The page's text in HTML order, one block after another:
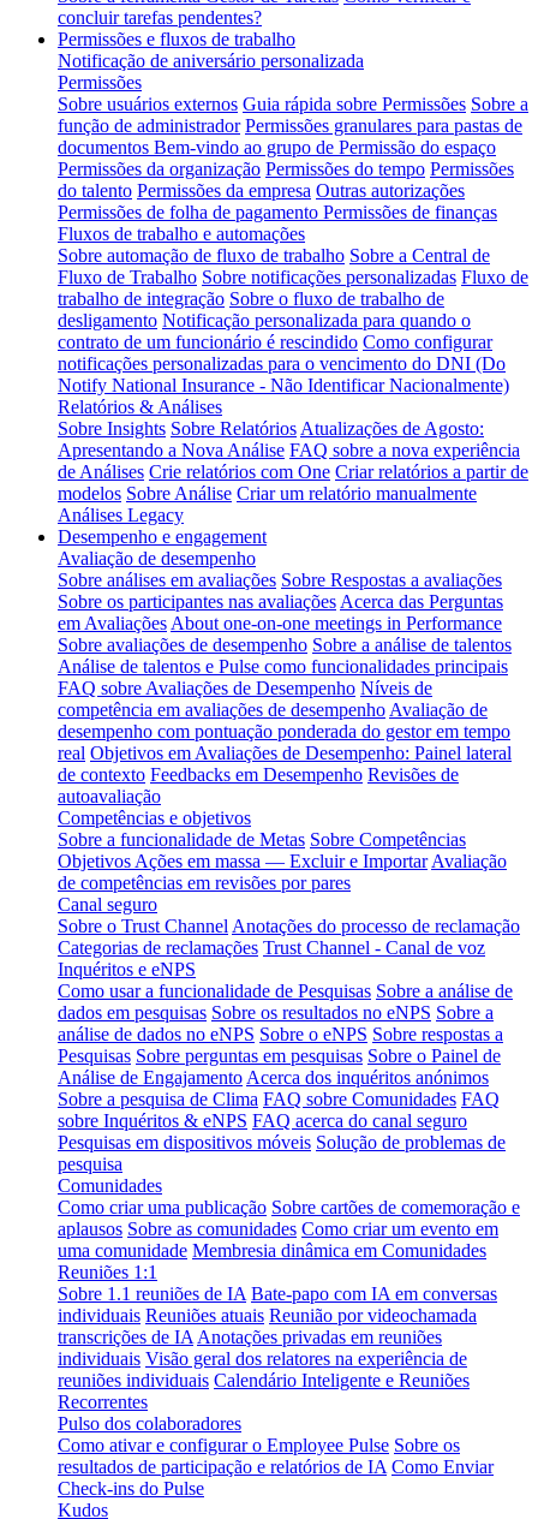
concluir tarefas pendentes?
Permissões e fluxos de trabalho
Notificação de aniversário personalizada
Permissões
Sobre usuários externos Guia rápida sobre Permissões Sobre a
função de administrador Permissões granulares para pastas de
documentos Bem-vindo ao grupo de Permissão do espaço
Permissões da organização Permissões do tempo Permissões
do talento Permissões da empresa Outras autorizações
Permissões de folha de pagamento Permissões de finanças
Fluxos de trabalho e automações
Sobre automação de fluxo de trabalho Sobre a Central de
Fluxo de Trabalho Sobre notificações personalizadas Fluxo de
trabalho de integração Sobre o fluxo de trabalho de
desligamento Notificação personalizada para quando o
contrato de um funcionário é rescindido Como configurar
notificações personalizadas para o vencimento do DNI (Do
Notify National Insurance - Não Identificar Nacionalmente)
Relatórios & Análises
Sobre Insights Sobre Relatórios Atualizações de Agosto:
Apresentando a Nova Análise FAQ sobre a nova experiência
de Análises Crie relatórios com One Criar relatórios a partir de
modelos Sobre Análise Criar um relatório manualmente
Análises Legacy
Desempenho e engagement
Avaliação de desempenho
Sobre análises em avaliações Sobre Respostas a avaliações
Sobre os participantes nas avaliações Acerca das Perguntas
em Avaliações About one-on-one meetings in Performance
Sobre avaliações de desempenho Sobre a análise de talentos
Análise de talentos e Pulse como funcionalidades principais
FAQ sobre Avaliações de Desempenho Níveis de
competência em avaliações de desempenho Avaliação de
desempenho com pontuação ponderada do gestor em tempo
real Objetivos em Avaliações de Desempenho: Painel lateral
de contexto Feedbacks em Desempenho Revisões de
autoavaliação
Competências e objetivos
Sobre a funcionalidade de Metas Sobre Competências
Objetivos Ações em massa — Excluir e Importar Avaliação
de competências em revisões por pares
Canal seguro
Sobre o Trust Channel Anotações do processo de reclamação
Categorias de reclamações Trust Channel - Canal de voz
Inquéritos e eNPS
Como usar a funcionalidade de Pesquisas Sobre a análise de
dados em pesquisas Sobre os resultados no eNPS Sobre a
análise de dados no eNPS Sobre o eNPS Sobre respostas a
Pesquisas Sobre perguntas em pesquisas Sobre o Painel de
Análise de Engajamento Acerca dos inquéritos anónimos
Sobre a pesquisa de Clima FAQ sobre Comunidades FAQ
sobre Inquéritos & eNPS FAQ acerca do canal seguro
Pesquisas em dispositivos móveis Solução de problemas de
pesquisa
Comunidades
Como criar uma publicação Sobre cartões de comemoração e
aplausos Sobre as comunidades Como criar um evento em
uma comunidade Membresia dinâmica em Comunidades
Reuniões 1:1
Sobre 1.1 reuniões de IA Bate-papo com IA em conversas
individuais Reuniões atuais Reunião por videochamada
transcrições de IA Anotações privadas em reuniões
individuais Visão geral dos relatores na experiência de
reuniões individuais Calendário Inteligente e Reuniões
Recorrentes
Pulso dos colaboradores
Como ativar e configurar o Employee Pulse Sobre os
resultados de participação e relatórios de IA Como Enviar
Check-ins do Pulse
Kudos